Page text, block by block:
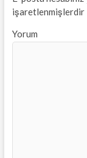
işaretlenmişlerdir
Yorum